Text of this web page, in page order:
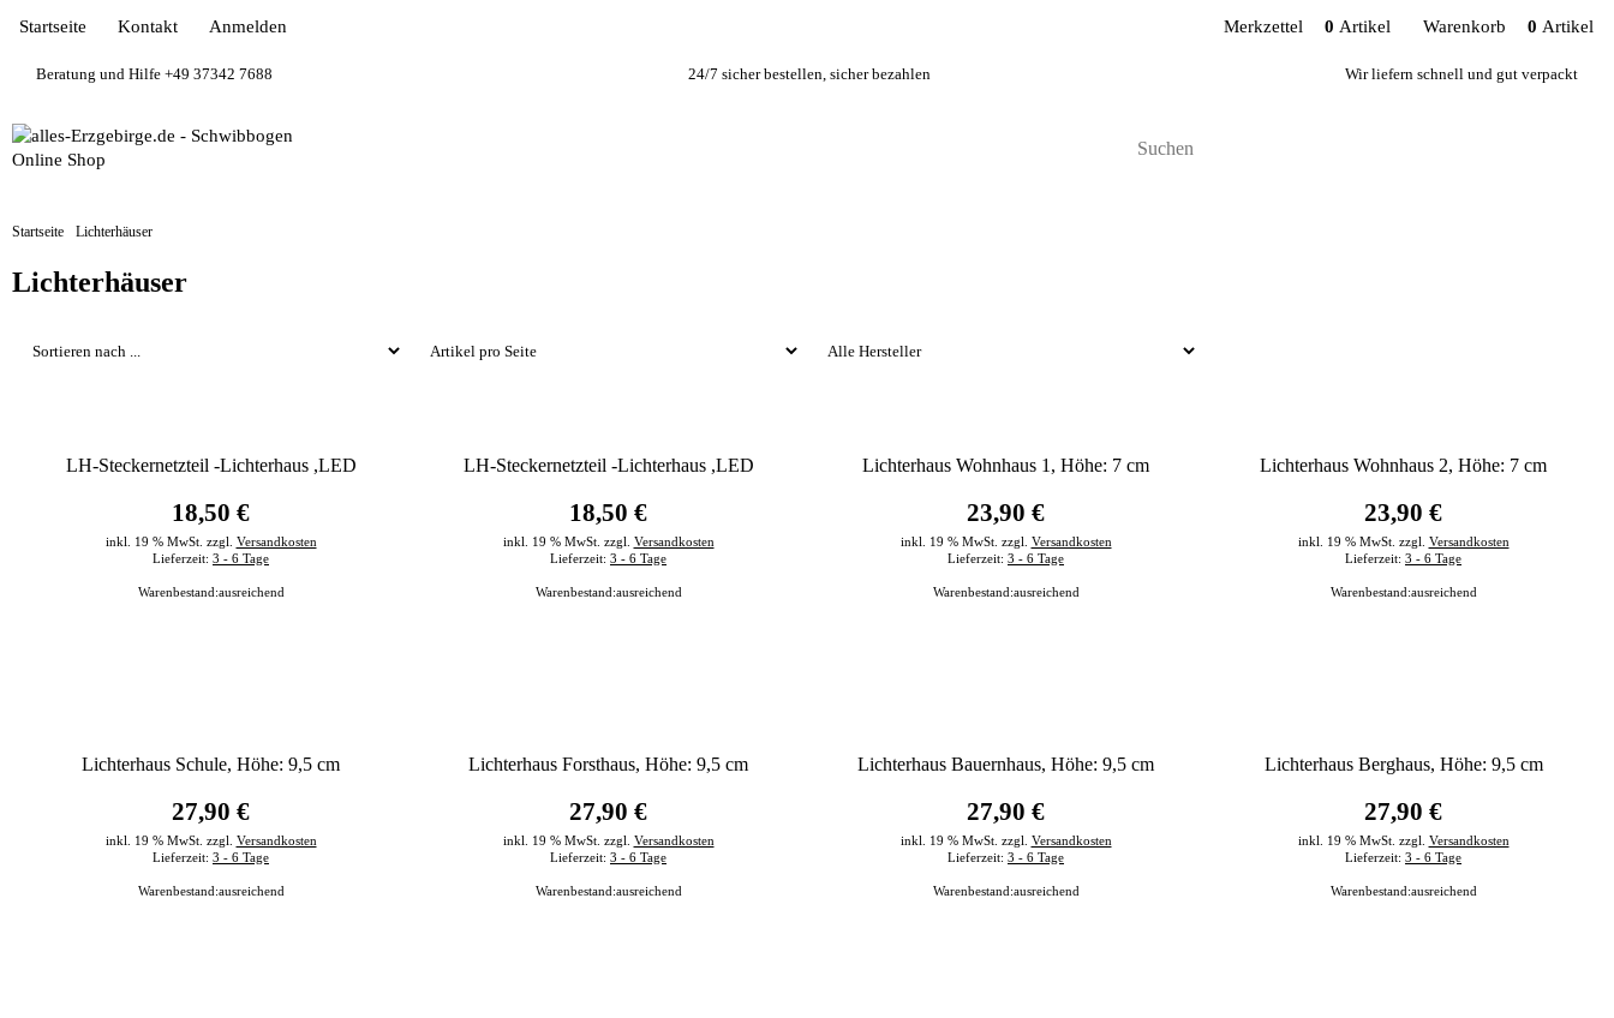
Beratung und Hilfe +49 37342 7688 24/7 sicher bestellen, sicher bezahlen Wir liefern schnell und gut verpackt
Startseite Kontakt Anmelden Warenkorb 0 Artikel
Merkzettel 0 Artikel
Startseite Lichterhäuser
Lichterhäuser
LH-Steckernetzteil -Lichterhaus ,LED
18,50 €
inkl. 19 % MwSt. zzgl. Versandkosten
Lieferzeit: 3 - 6 Tage
Warenbestand:ausreichend
LH-Steckernetzteil -Lichterhaus ,LED
18,50 €
inkl. 19 % MwSt. zzgl. Versandkosten
Lieferzeit: 3 - 6 Tage
Warenbestand:ausreichend
Lichterhaus Wohnhaus 1, Höhe: 7 cm
23,90 €
inkl. 19 % MwSt. zzgl. Versandkosten
Lieferzeit: 3 - 6 Tage
Warenbestand:ausreichend
Lichterhaus Wohnhaus 2, Höhe: 7 cm
23,90 €
inkl. 19 % MwSt. zzgl. Versandkosten
Lieferzeit: 3 - 6 Tage
Warenbestand:ausreichend
Lichterhaus Schule, Höhe: 9,5 cm
27,90 €
inkl. 19 % MwSt. zzgl. Versandkosten
Lieferzeit: 3 - 6 Tage
Warenbestand:ausreichend
Lichterhaus Forsthaus, Höhe: 9,5 cm
27,90 €
inkl. 19 % MwSt. zzgl. Versandkosten
Lieferzeit: 3 - 6 Tage
Warenbestand:ausreichend
Lichterhaus Bauernhaus, Höhe: 9,5 cm
27,90 €
inkl. 19 % MwSt. zzgl. Versandkosten
Lieferzeit: 3 - 6 Tage
Warenbestand:ausreichend
Lichterhaus Berghaus, Höhe: 9,5 cm
27,90 €
inkl. 19 % MwSt. zzgl. Versandkosten
Lieferzeit: 3 - 6 Tage
Warenbestand:ausreichend